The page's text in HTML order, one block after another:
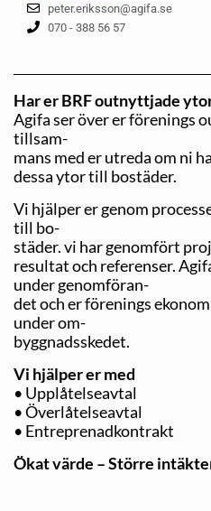
peter.eriksson@agifa.se
070 - 388 56 57
Har er BRF outnyttjade
Agifa ser över er förenings
tillsam-
mans med er utreda om ni
dessa ytor till bostäder.
Vi hjälper er genom
till bo-
städer. vi har genomfört
resultat och referenser.
under genomföran-
det och er förenings
under om-
byggnadsskedet.
Vi hjälper er med
• Upplåtelseavtal
• Överlåtelseavtal
• Entreprenadkontrakt
Ökat värde – Större